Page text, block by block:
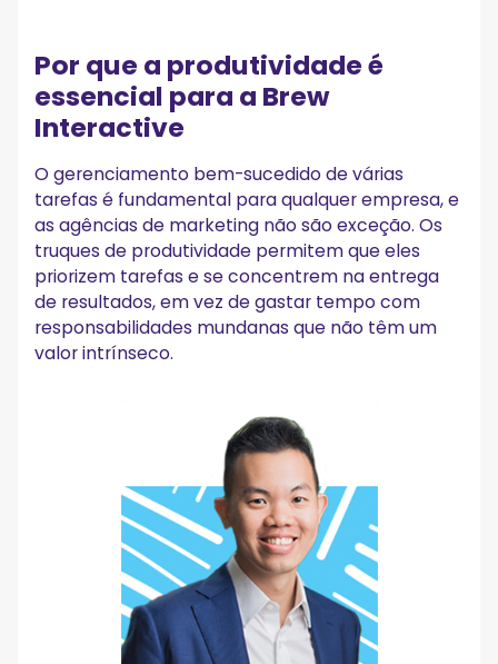
Por que a produtividade é
essencial para a Brew
Interactive
O gerenciamento bem-sucedido de várias
tarefas é fundamental para qualquer empresa, e
as agências de marketing não são exceção. Os
truques de produtividade permitem que eles
priorizem tarefas e se concentrem na entrega
de resultados, em vez de gastar tempo com
responsabilidades mundanas que não têm um
valor intrínseco.